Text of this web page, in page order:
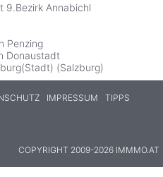
9.Bezirk Annabichl
Penzing
Donaustadt
(Salzburg)
IMPRESSUM
TIPPS
COPYRIGHT 2009-2026 IMMMO.AT